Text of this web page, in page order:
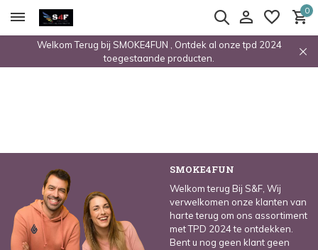
0
Welkom Terug bij SMOKE4FUN , Ontdek al onze tpd 2024
toegestaande producten.
SMOKE4FUN
Welkom terug Bij S&F, Wij
verwelkomen onze klanten van
harte terug om ons assortiment
met TPD 2024 te ontdekken.
Bent u nog geen klant geen